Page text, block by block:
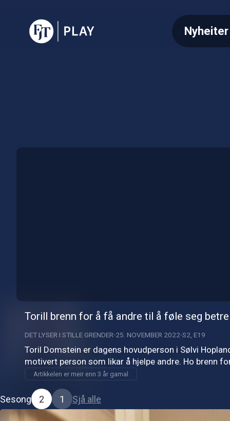
Nyheiter
Torill brenn for å få andre til å føle seg betre
DET LYSER I STILLE GRENDER 25. NOVEMBER 2022 S2, E19
Toril Domstein er dagens hovudperson i Sølvi
motivert person som likar å hjelpe andre. Ho brenn
Artikkelen er meir enn 3 år gamal
Sesong 2 1 Sjå alle